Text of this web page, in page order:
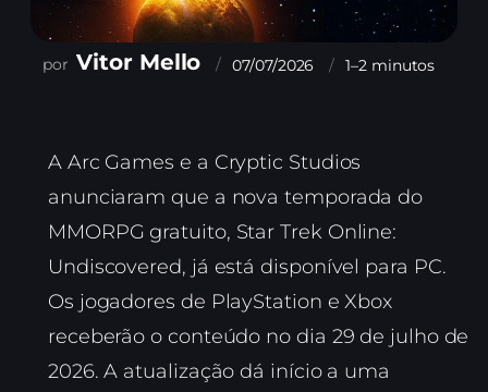
Vitor Mello 07/07/2026 1–2 minutos
A Arc Games e a Cryptic Studios
anunciaram que a nova temporada do
MMORPG gratuito, Star Trek Online:
Undiscovered, já está disponível para PC.
Os jogadores de PlayStation e Xbox
receberão o conteúdo no dia 29 de julho de
2026. A atualização dá início a uma